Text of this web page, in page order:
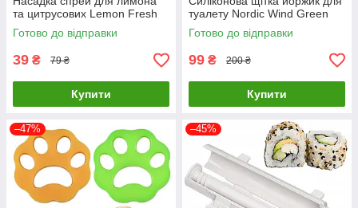
та цитрусових Lemon Fresh
Готово до відправки
39 ₴ 79 ₴
Купити
туалету Nordic Wind Green
Готово до відправки
99 ₴ 200 ₴
Купити
–47% –45%